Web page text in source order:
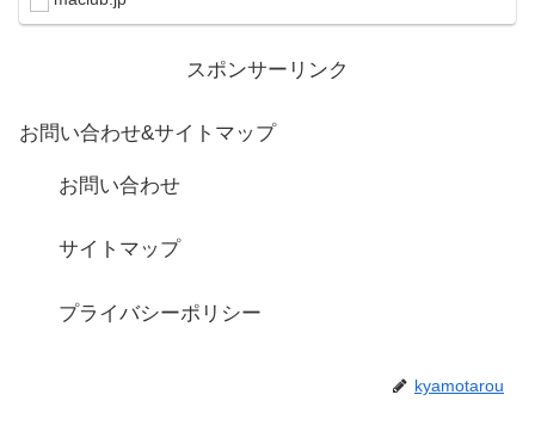
スポンサーリンク
お問い合わせ&サイトマップ
お問い合わせ
サイトマップ
プライバシーポリシー
kyamotarou